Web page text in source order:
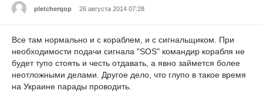
pletcherqop 26 августа 2014 07:28
Все там нормально и с кораблем, и с сигнальщиком. При
необходимости подачи сигнала "SOS" командир корабля не
будет тупо стоять и честь отдавать, а явно займется более
неотложными делами. Другое дело, что глупо в такое время
на Украине парады проводить.